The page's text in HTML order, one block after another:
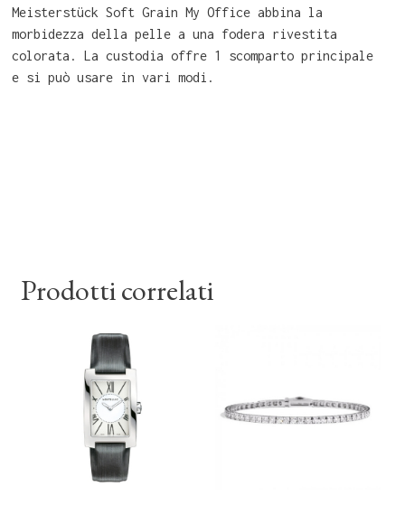
Meisterstück Soft Grain My Office abbina la
morbidezza della pelle a una fodera rivestita
colorata. La custodia offre 1 scomparto principale
e si può usare in vari modi.
Prodotti correlati